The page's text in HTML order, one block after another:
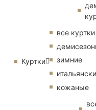
Куртки
все куртки
зимние
кожаные